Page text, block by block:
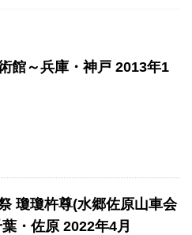
館～兵庫・神戸 2013年1
瓊瓊杵尊(水郷佐原山車会
・佐原 2022年4月